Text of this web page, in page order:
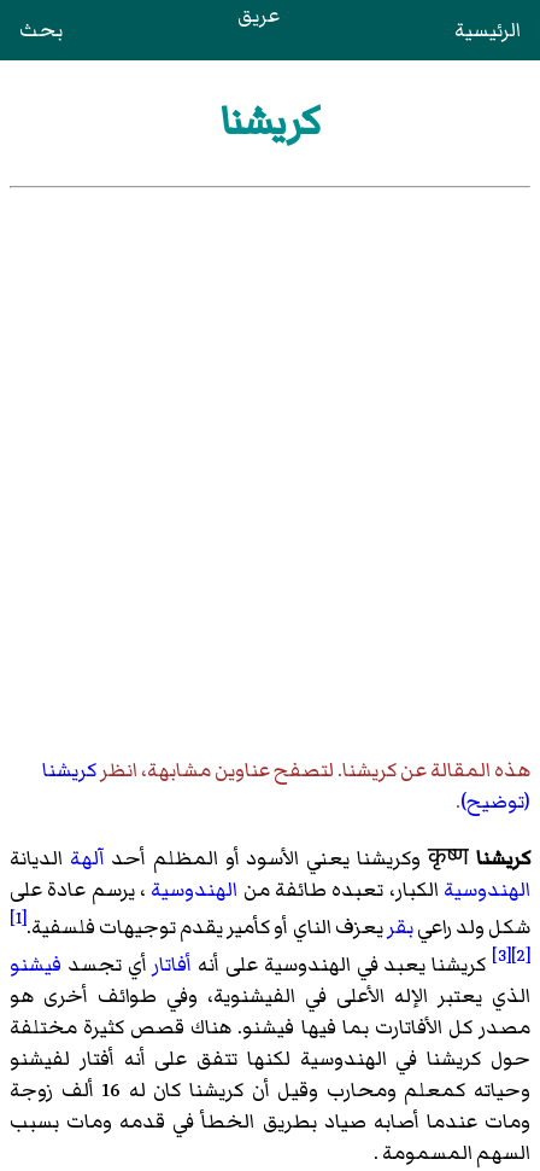
الرئيسية عريق بحث
كريشنا
هذه المقالة عنكريشنا. لتصفح عناوين مشابهة، انظركريشنا
(توضيح).
كريشناकृष्ण وكريشنا يعني الأسود أو المظلم أحد آلهة الديانة
الهندوسية الكبار، تعبده طائفة من الهندوسية ، يرسم عادة على
شكل ولد راعيبقريعزف الناي أو كأمير يقدم توجيهات فلسفية.[1]
[2]
[3] كريشنا يعبد في الهندوسية على أنه أفاتار أي تجسد فيشنو
الذي يعتبر الإله الأعلى في الفيشنوية، وفي طوائف أخرى هو
مصدر كل الأفاتارت بما فيها فيشنو. هناك قصص كثيرة مختلفة
حول كريشنا في الهندوسية لكنها تتفق على أنه أفتار لفيشنو
وحياته كمعلم ومحارب وقيل أن كريشنا كان له 16 ألف زوجة
ومات عندما أصابه صياد بطريق الخطأ في قدمه ومات بسبب
السهم المسمومة .